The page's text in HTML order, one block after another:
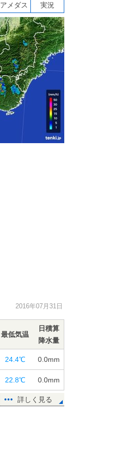
アメダス 実況
2016年07月31日
最低気温
日積算
降水量
24.4℃ 0.0mm
22.8℃ 0.0mm
詳しく見る